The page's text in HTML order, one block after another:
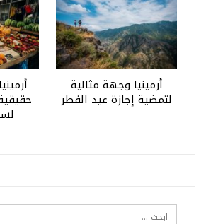
أرمينيا وجهة مثالية
لتمضية إجازة عيد الفطر